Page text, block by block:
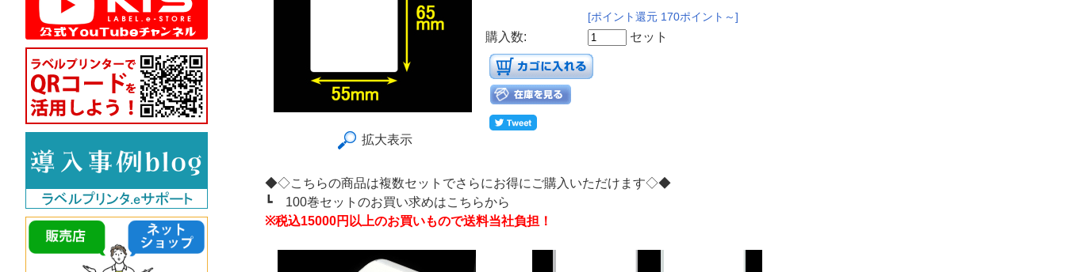
拡大表示
[ポイント還元 170ポイント～]
購入数: セット
◆◇こちらの商品は複数セットでさらにお得にご購入いただけます◇◆
┗ 100巻セットのお買い求めはこちらから
※税込15000円以上のお買いもので送料当社負担！